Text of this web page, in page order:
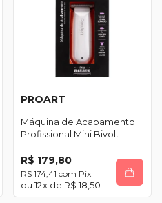
PROART
Máquina de Acabamento
Profissional Mini Bivolt
R$ 179,80
R$ 174,41 com Pix
12x de R$ 18,50